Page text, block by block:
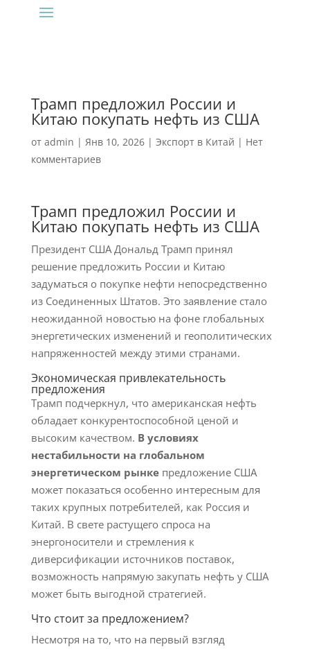
Трамп предложил России и
Китаю покупать нефть из США
от admin | Янв 10, 2026| Экспорт в Китай | Нет
комментариев
Трамп предложил России и
Китаю покупать нефть из США
Президент США Дональд Трамп принял
решение предложить России и Китаю
задуматься о покупке нефти непосредственно
из Соединенных Штатов. Это заявление стало
неожиданной новостью на фоне глобальных
энергетических изменений и геополитических
напряженностей между этими странами.
Экономическая привлекательность
предложения
Трамп подчеркнул, что американская нефть
обладает конкурентоспособной ценой и
высоким качеством. В условиях
нестабильности на глобальном
энергетическом рынкепредложение США
может показаться особенно интересным для
таких крупных потребителей, как Россия и
Китай. В свете растущего спроса на
энергоносители и стремления к
диверсификации источников поставок,
возможность напрямую закупать нефть у США
может быть выгодной стратегией.
Что стоит за предложением?
Несмотря на то, что на первый взгляд